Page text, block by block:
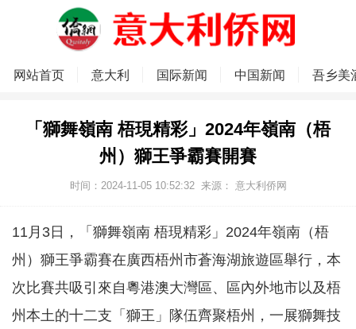
网站首页 意大利 国际新闻 中国新闻 吾乡美
「獅舞嶺南 梧現精彩」2024年嶺南（梧
州）獅王爭霸賽開賽
时间：2024-11-05 10:52:32 来源： 意大利侨网
11月3日，「獅舞嶺南 梧現精彩」2024年嶺南（梧
州）獅王爭霸賽在廣西梧州市蒼海湖旅遊區舉行，本
次比賽共吸引來自粵港澳大灣區、區內外地市以及梧
州本土的十二支「獅王」隊伍齊聚梧州，一展獅舞技